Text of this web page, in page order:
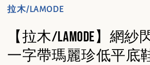
拉木/LAMODE
【拉木/lamode】網紗
一字帶瑪麗珍低平底